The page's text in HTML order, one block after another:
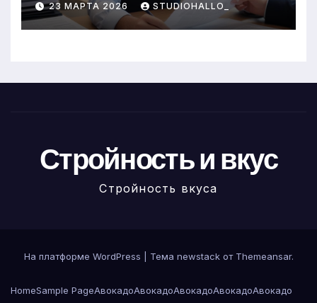
23 МАРТА 2026 STUDIOHALLO_
Стройность и вкус
Стройность вкуса
На платформе WordPress Тема newstack от Themeansar.
HomeSample PageАвокадоАвокадоАвокадоАвокадоАвокадо